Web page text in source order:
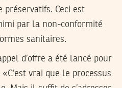
préservatifs. Ceci est
par la non-conformité
sanitaires.
d’offre a été lancé pour
vrai que le processus